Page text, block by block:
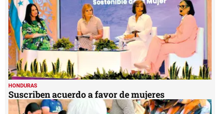
HONDURAS
Suscriben acuerdo a favor de mujeres